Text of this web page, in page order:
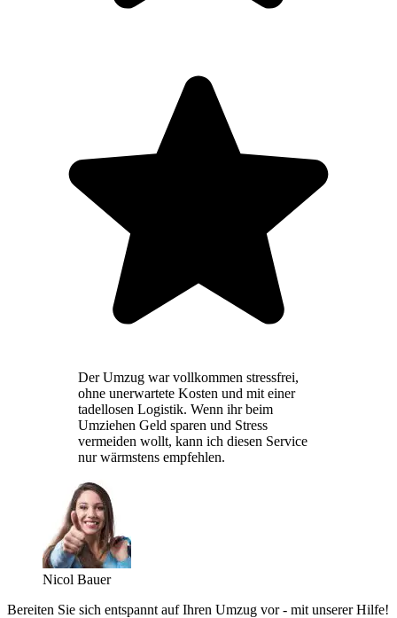
Der Umzug war vollkommen stressfrei,
ohne unerwartete Kosten und mit einer
tadellosen Logistik. Wenn ihr beim
Umziehen Geld sparen und Stress
vermeiden wollt, kann ich diesen Service
nur wärmstens empfehlen.
Nicol Bauer
Bereiten Sie sich entspannt auf Ihren Umzug vor - mit unserer Hilfe!